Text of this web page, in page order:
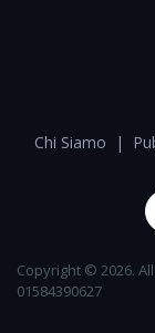
Chi Siamo |
Copyright © 2026.
01584390627